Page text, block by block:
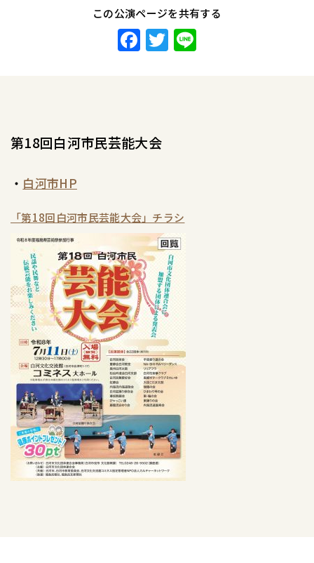
この公演ページを共有する
F
o
k
T
第18回白河市民芸能大会
・ 白河市HP
「第18回白河市民芸能大会」チラシ